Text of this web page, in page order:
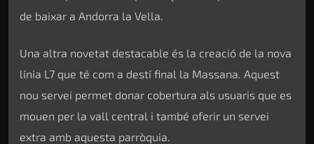
de baixar a Andorra la Vella.
Una altra novetat destacable és la creació de la nova
línia L7 que té com a destí final la Massana. Aquest
nou servei permet donar cobertura als usuaris que es
mouen per la vall central i també oferir un servei
extra amb aquesta parròquia.